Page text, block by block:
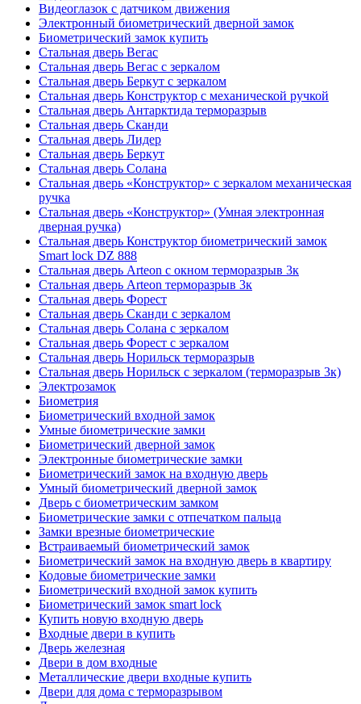
Видеоглазок с датчиком движения
Электронный биометрический дверной замок
Биометрический замок купить
Стальная дверь Вегас
Стальная дверь Вегас с зеркалом
Стальная дверь Беркут с зеркалом
Стальная дверь Конструктор с механической ручкой
Стальная дверь Антарктида терморазрыв
Стальная дверь Сканди
Стальная дверь Лидер
Стальная дверь Беркут
Стальная дверь Солана
Стальная дверь «Конструктор» с зеркалом механическая
ручка
Стальная дверь «Конструктор» (Умная электронная
дверная ручка)
Стальная дверь Конструктор биометрический замок
Smart lock DZ 888
Стальная дверь Arteon с окном терморазрыв 3к
Стальная дверь Arteon терморазрыв 3к
Стальная дверь Форест
Стальная дверь Сканди с зеркалом
Стальная дверь Солана с зеркалом
Стальная дверь Форест с зеркалом
Стальная дверь Норильск терморазрыв
Стальная дверь Норильск с зеркалом (терморазрыв 3к)
Электрозамок
Биометрия
Биометрический входной замок
Умные биометрические замки
Биометрический дверной замок
Электронные биометрические замки
Биометрический замок на входную дверь
Умный биометрический дверной замок
Дверь с биометрическим замком
Биометрические замки с отпечатком пальца
Замки врезные биометрические
Встраиваемый биометрический замок
Биометрический замок на входную дверь в квартиру
Кодовые биометрические замки
Биометрический входной замок купить
Биометрический замок smart lock
Купить новую входную дверь
Входные двери в купить
Дверь железная
Двери в дом входные
Металлические двери входные купить
Двери для дома с терморазрывом